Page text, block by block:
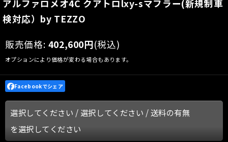
アルファロメオ4C クアトロlxy-sマフラー(新規制車
検対応）by TEZZO
販売価格: 402,600円(税込)
オプションにより価格が変わる場合もあります。
Facebookでシェア
選択してください / 選択してください /送料の有無
を選択してください